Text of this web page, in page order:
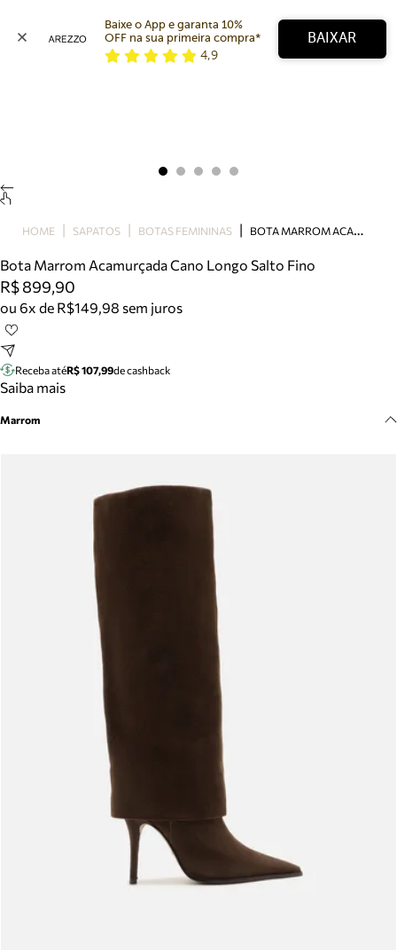
Bolsa
Tamanco
Tênis
Mule
Tire dúvidas sobre pedidos, devoluções e mais.
Baixe o App e garanta 10%
OFF na sua primeira compra*
4,9
BAIXAR
HOME SAPATOS BOTAS FEMININAS B
OTA MARROM ACAMURÇADA CANO LONGO SALTO FINO
Bota Marrom Acamurçada Cano Longo Salto Fino
R$ 899,90
ou 6x de R$149,98 sem juros
Receba atéR$ 107,99de cashback
Saiba mais
Marrom